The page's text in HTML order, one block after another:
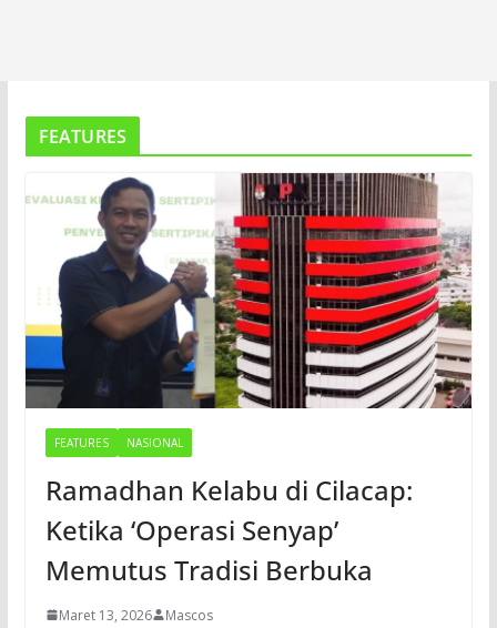
FEATURES
FEATURES NASIONAL
Ramadhan Kelabu di Cilacap:
Ketika ‘Operasi Senyap’
Memutus Tradisi Berbuka
Maret 13, 2026 Mascos